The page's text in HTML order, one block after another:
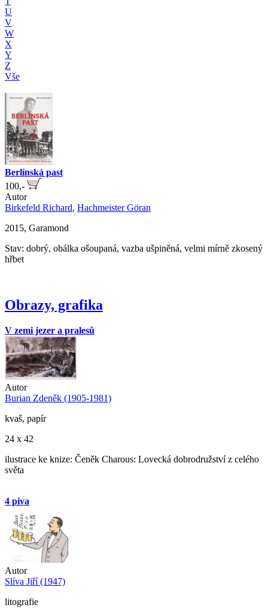
U
V
W
X
Y
Z
Vše
Berlínská past
100,-
Autor
Birkefeld Richard, Hachmeister Göran
2015, Garamond
Stav: dobrý, obálka ošoupaná, vazba ušpiněná, velmi mírně zkosený
hřbet
Obrazy, grafika
V zemi jezer a pralesů
Autor
Burian Zdeněk (1905-1981)
kvaš, papír
24 x 42
ilustrace ke knize: Čeněk Charous: Lovecká dobrodružství z celého
světa
4 piva
Autor
Slíva Jiří (1947)
litografie